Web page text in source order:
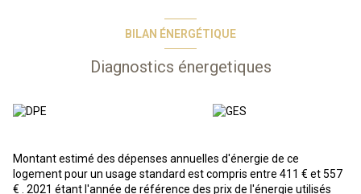
Dans une résidence-services de tourisme avec
piscine, quartier résidentiel très demandé, proche des commerces
comprenant un séjour avec kitchenette, une cabine, une salle de
En résumé, vous achetez un bien immobilier, et Odalys s'occupe de
BILAN ÉNERGÉTIQUE
Diagnostics énergetiques
Montant estimé des dépenses annuelles d'énergie de ce
logement pour un usage standard est compris entre 411 € et 557
€ . 2021 étant l'année de référence des prix de l'énergie utilisés